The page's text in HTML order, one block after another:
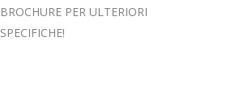
BROCHURE PER ULTERIORI
SPECIFICHE!